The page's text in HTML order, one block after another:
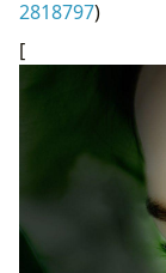
2818797)
[